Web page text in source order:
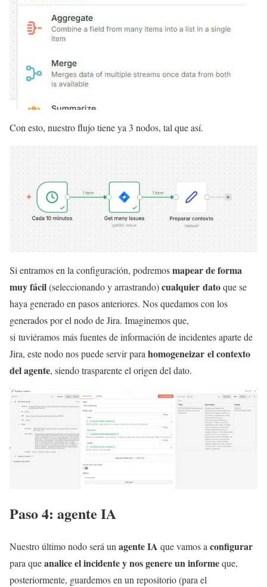
Con esto, nuestro flujo tiene ya 3 nodos, tal que así.
Si entramos en la configuración, podremosmapear de forma
muy fácil(seleccionando y arrastrando)cualquier datoque se
haya generado en pasos anteriores. Nos quedamos con los
generados por el nodo de Jira. Imaginemos que,
si tuviéramos más fuentes de información de incidentes aparte de
Jira, este nodo nos puede servir para homogeneizar el contexto
del agente, siendo trasparente el origen del dato.
Paso 4: agente IA
Nuestro último nodo será unagente IA que vamos aconfigurar
para queanalice el incidente y nos genere un informeque,
posteriormente, guardemos en un repositorio (para el